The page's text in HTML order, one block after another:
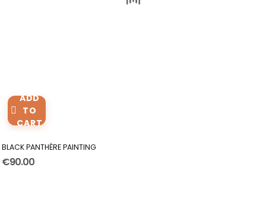
ADD
TO
CART
BLACK PANTHÈRE PAINTING
€90.00